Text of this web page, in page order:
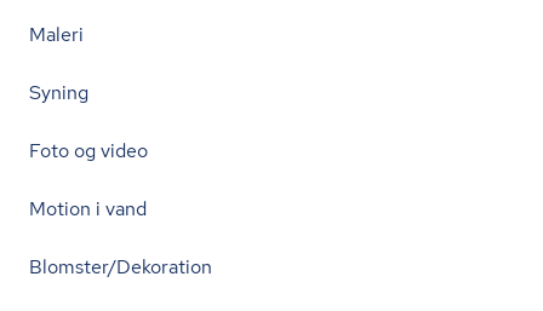
Maleri
Syning
Foto og video
Motion i vand
Blomster/Dekoration